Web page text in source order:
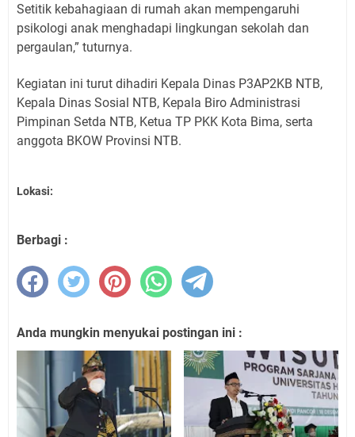
Setitik kebahagiaan di rumah akan mempengaruhi
psikologi anak menghadapi lingkungan sekolah dan
pergaulan,” tuturnya.
Kegiatan ini turut dihadiri Kepala Dinas P3AP2KB NTB,
Kepala Dinas Sosial NTB, Kepala Biro Administrasi
Pimpinan Setda NTB, Ketua TP PKK Kota Bima, serta
anggota BKOW Provinsi NTB.
Lokasi:
Berbagi :
Anda mungkin menyukai postingan ini :